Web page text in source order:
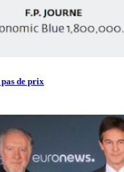
de prix